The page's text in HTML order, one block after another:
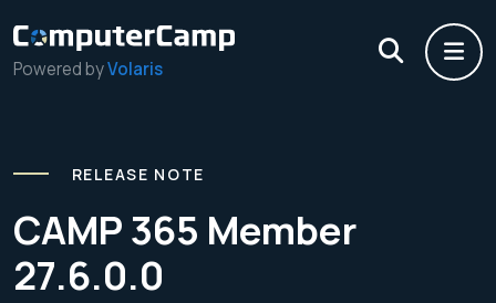
Powered byVolaris
RELEASE NOTE
CAMP 365 Member
27.6.0.0